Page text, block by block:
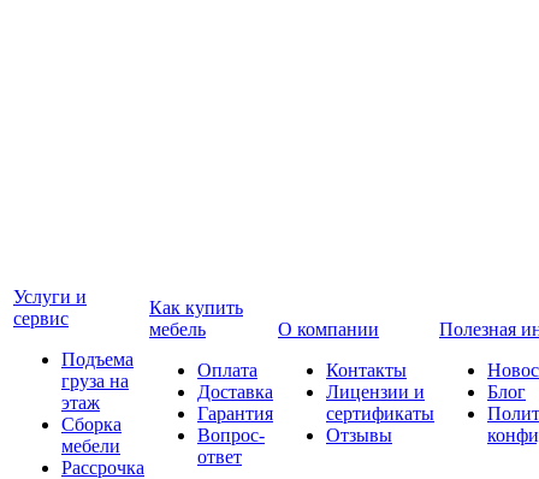
Услуги и
сервис
Подъема
груза на
этаж
Сборка
мебели
Рассрочка
Как купить
мебель
Оплата
Доставка
Гарантия
Вопрос-
ответ
О компании
Контакты
Лицензии и
сертификаты
Отзывы
Полезная
Блог